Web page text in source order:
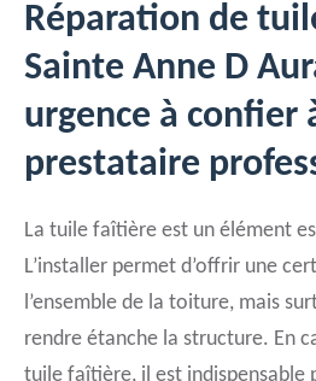
Réparation de
Sainte Anne D
urgence à confier
prestataire
La tuile faîtière est un élément
L’installer permet d’offrir une
l’ensemble de la toiture, mais
rendre étanche la structure. En
tuile faîtière, il est indispensable